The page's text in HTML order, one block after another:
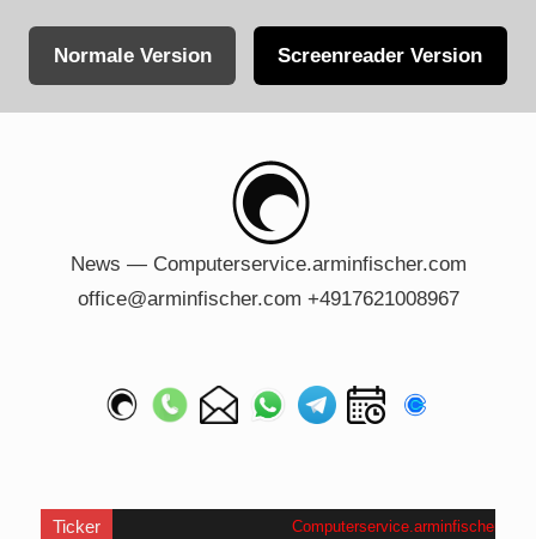
Normale Version Screenreader Version
News — Computerservice.arminfischer.com
office@arminfischer.com +4917621008967
Ticker Computerservice.arminfischer.com